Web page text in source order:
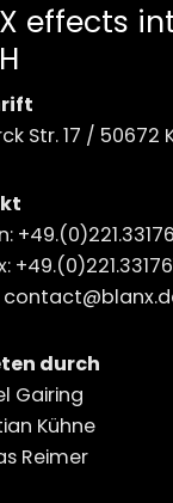
effects
Str. 17 /
durch
Gairing
Kühne
Reimer